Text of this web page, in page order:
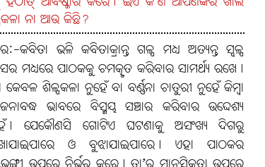
ନା ଆଉ କିଛି?
କବିତା ଭଳି କବିତାକ୍ରାନ୍ତ ଗଳ୍ପ ମଧ୍ୟ ଅତ୍ୟନ୍ତ ସ୍ବଳ୍ପ
ମଧ୍ୟରେ ପାଠକକୁ ଚମତ୍କୃତ କରିବାର ସାମର୍ଥ୍ୟ ରଖେ।
କେବଳ ଶିଳ୍ପକଳା ନୁହେଁ ବା ବର୍ଣ୍ଣନା ଚାତୁରୀ ନୁହେଁ କିମ୍ବା
ଭାବରେ ବିସ୍ମୟ ସଞ୍ଚାର କରିବାର ଉଦ୍ଦେଶ୍ୟ
ଯେକୌଣସି ଗୋଟିଏ ଘଟଣାକୁ ଅସଂଖ୍ୟ ଦିଗରୁ
ଓ ବୁଝାଯାଇପାରେ। ଏହା ପାଠକର